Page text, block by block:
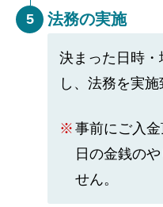
5 法務の実施
決まった日時
し、法務を実施
事前にご入
日の金銭の
せん。